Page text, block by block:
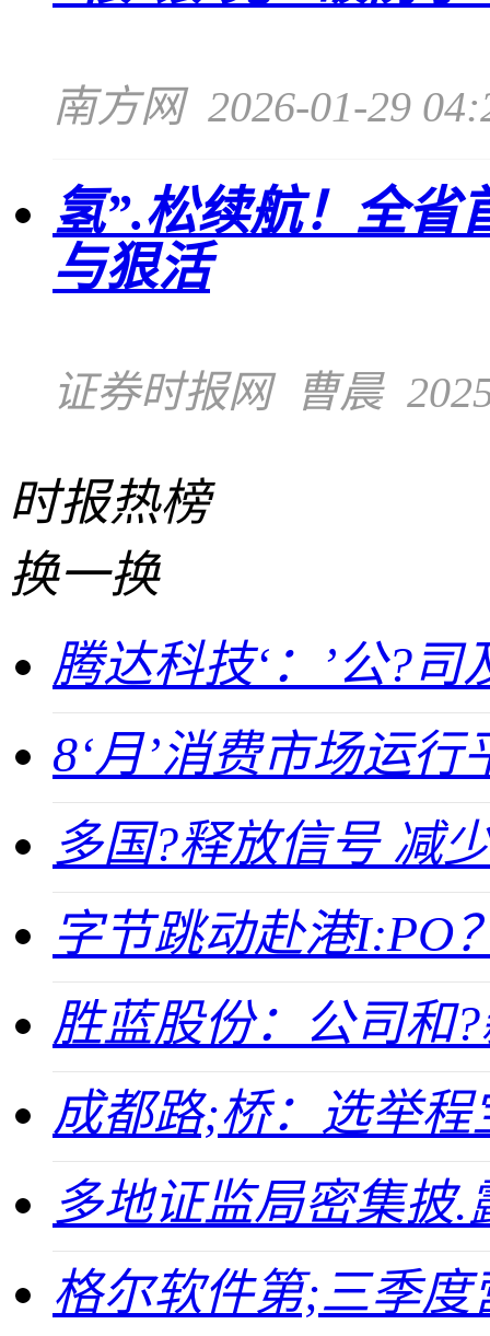
南方网 2026-01-29
氢”.松续航！全省
与狠活
证券时报网 曹晨
时报热榜
换一换
腾达科技‘：’公?
8‘月’消费市场运
多国?释放信号 减
字节跳动赴港I:PO
胜蓝股份：公司和
成都路;桥：选举
多地证监局密集披
格尔软件第;三季度